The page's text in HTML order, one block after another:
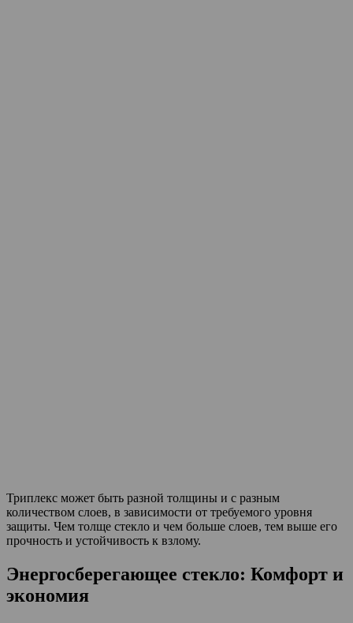
Триплекс может быть разной толщины и с разным
количеством слоев, в зависимости от требуемого уровня
защиты. Чем толще стекло и чем больше слоев, тем выше его
прочность и устойчивость к взлому.
Энергосберегающее стекло: Комфорт и
экономия